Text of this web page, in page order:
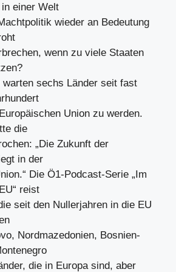
einer Welt
wieder an Bedeutung
wenn zu viele Staaten
warten sechs Länder seit fast
Union zu werden.
die
„Die Zukunft der
in der
Die Ö1-Podcast-Serie „Im
reist
seit den Nullerjahren in die EU
Nordmazedonien, Bosnien-
die in Europa sind, aber